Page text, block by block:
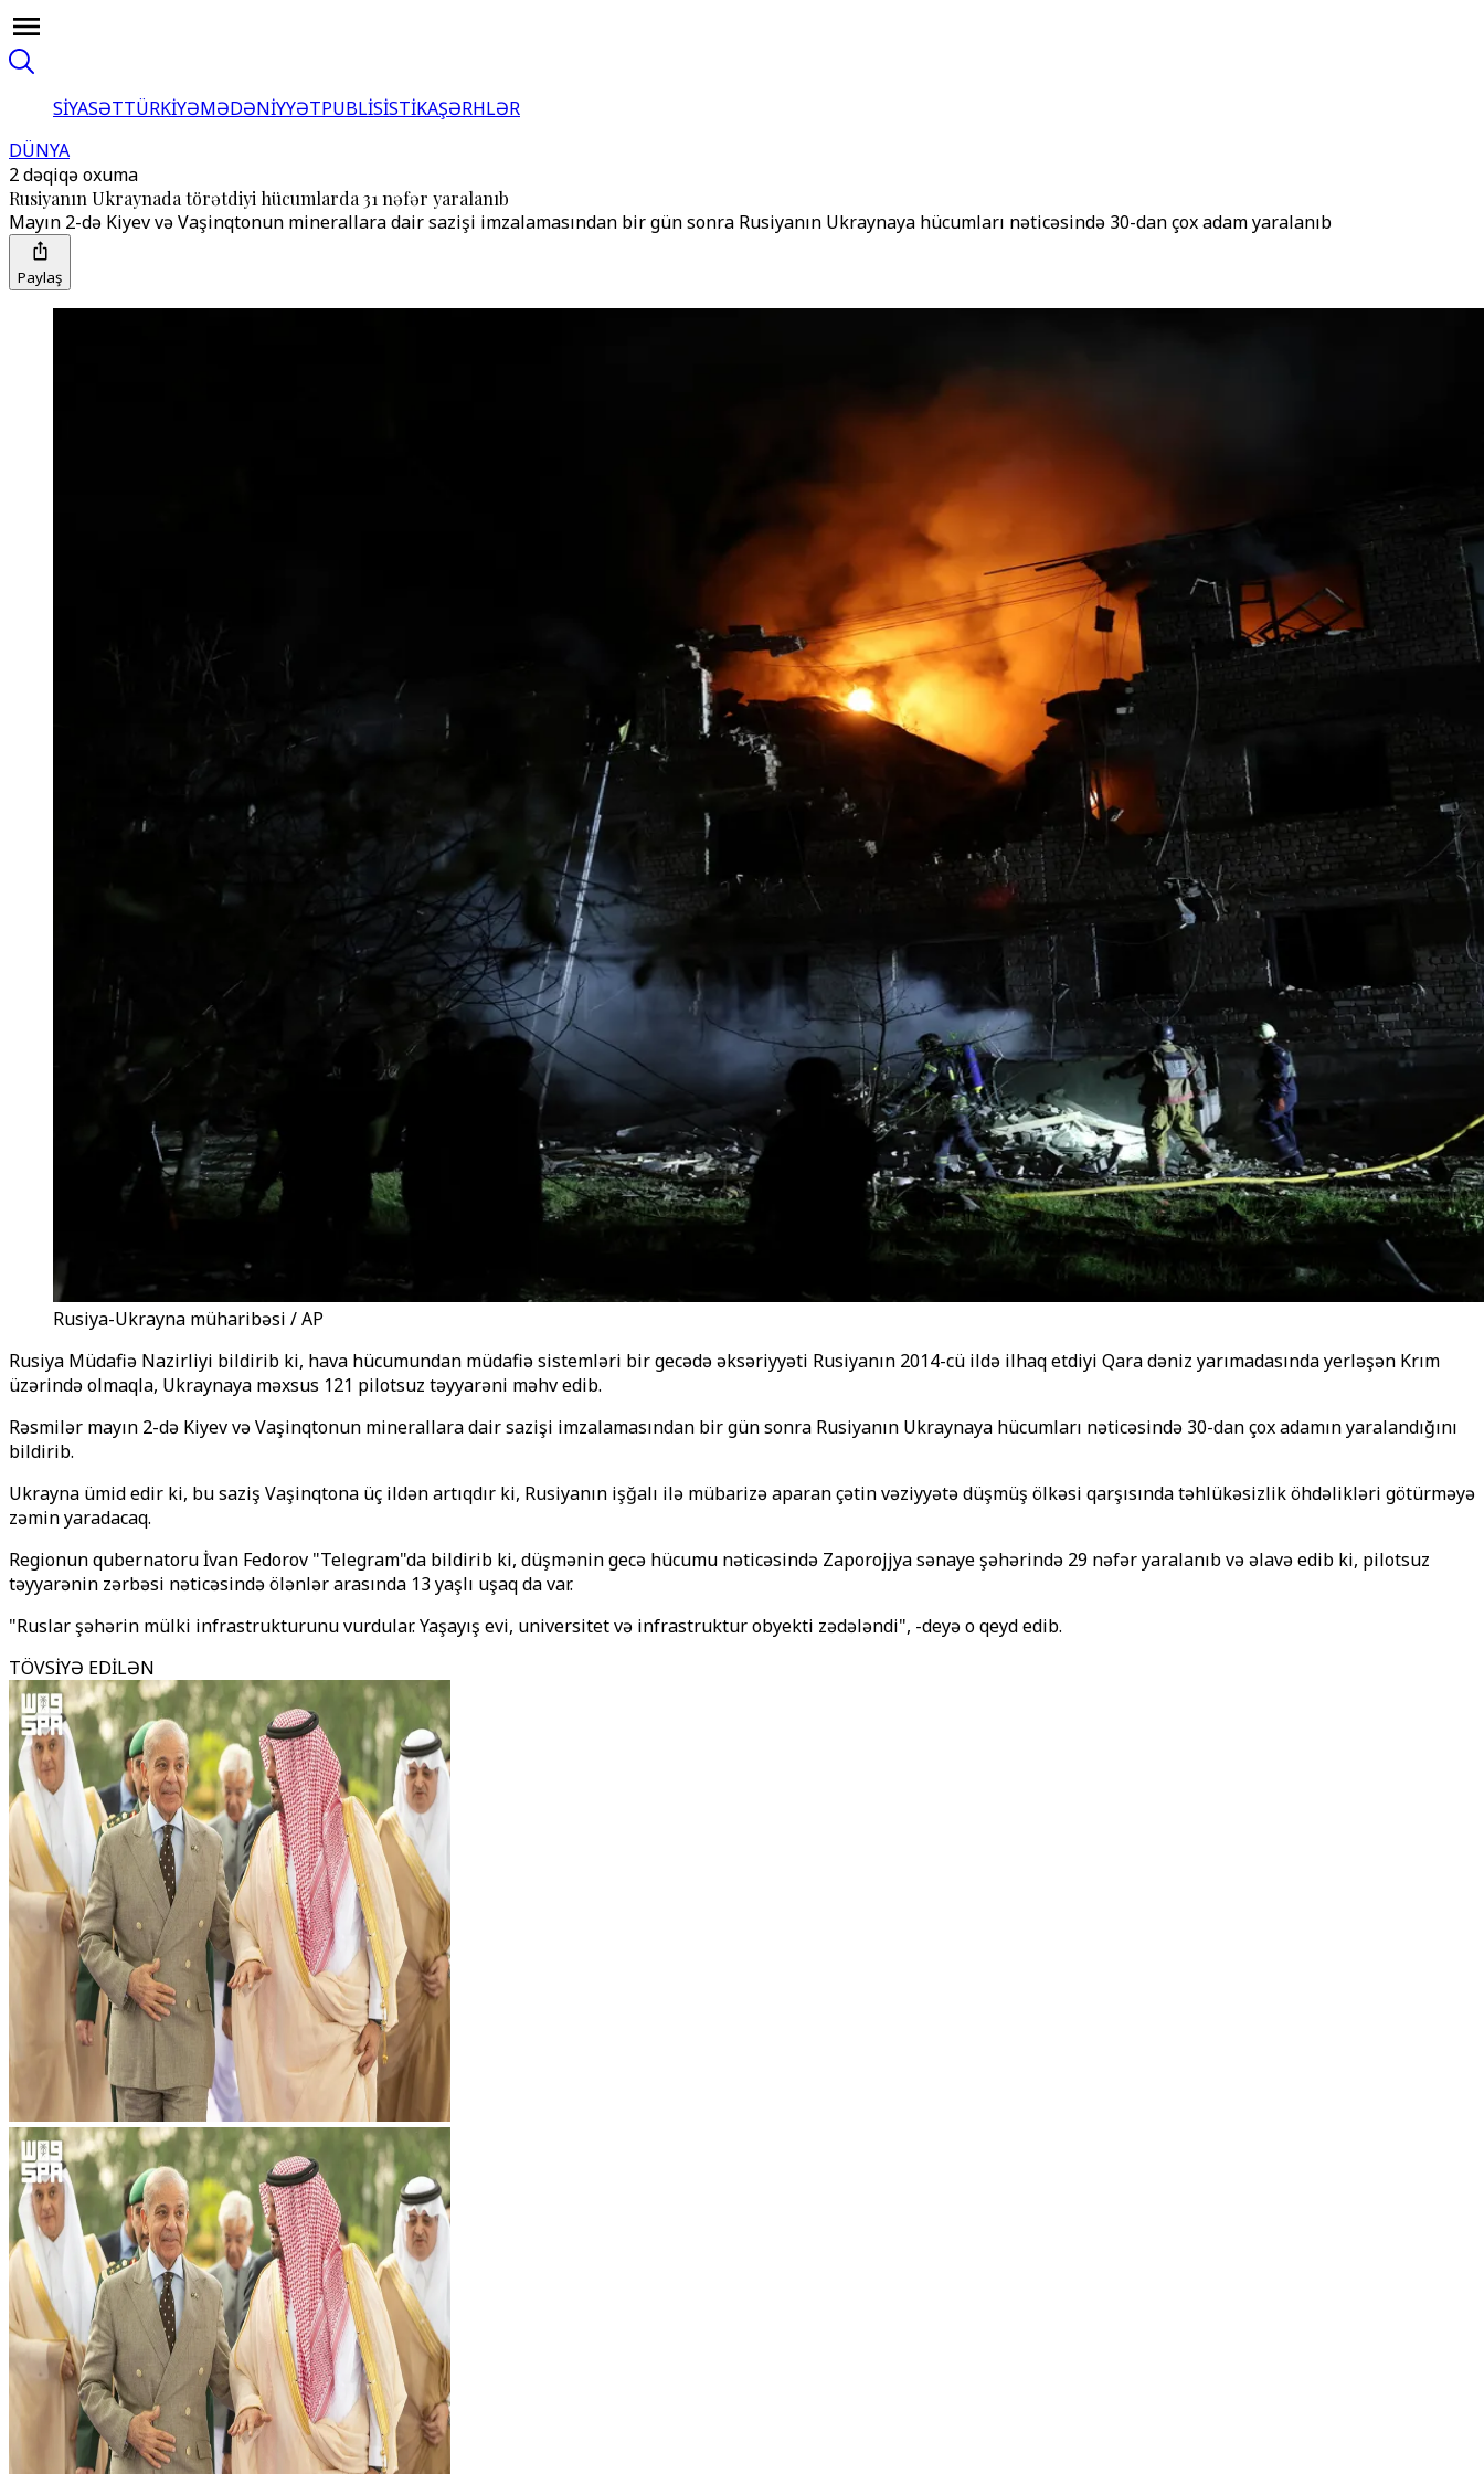
SİYASƏTTÜRKİYƏMƏDƏNİYYƏTPUBLİSİSTİKAŞƏRHLƏR
DÜNYA
2 dəqiqə oxuma
Rusiyanın Ukraynada törətdiyi hücumlarda 31 nəfər yaralanıb
Mayın 2-də Kiyev və Vaşinqtonun minerallara dair sazişi imzalamasından bir gün sonra Rusiyanın Ukraynaya hücumları nəticəsində 30-dan çox adam yaralanıb
Paylaş
Rusiya-Ukrayna müharibəsi / AP
Rusiya Müdafiə Nazirliyi bildirib ki, hava hücumundan müdafiə sistemləri bir gecədə əksəriyyəti Rusiyanın 2014-cü ildə ilhaq etdiyi Qara dəniz yarımadasında yerləşən Krım
üzərində olmaqla, Ukraynaya məxsus 121 pilotsuz təyyarəni məhv edib.
Rəsmilər mayın 2-də Kiyev və Vaşinqtonun minerallara dair sazişi imzalamasından bir gün sonra Rusiyanın Ukraynaya hücumları nəticəsində 30-dan çox adamın yaralandığını
bildirib.
Ukrayna ümid edir ki, bu saziş Vaşinqtona üç ildən artıqdır ki, Rusiyanın işğalı ilə mübarizə aparan çətin vəziyyətə düşmüş ölkəsi qarşısında təhlükəsizlik öhdəlikləri götürməyə
zəmin yaradacaq.
Regionun qubernatoru İvan Fedorov "Telegram"da bildirib ki, düşmənin gecə hücumu nəticəsində Zaporojjya sənaye şəhərində 29 nəfər yaralanıb və əlavə edib ki, pilotsuz
təyyarənin zərbəsi nəticəsində ölənlər arasında 13 yaşlı uşaq da var.
"Ruslar şəhərin mülki infrastrukturunu vurdular. Yaşayış evi, universitet və infrastruktur obyekti zədələndi", -deyə o qeyd edib.
TÖVSİYƏ EDİLƏN